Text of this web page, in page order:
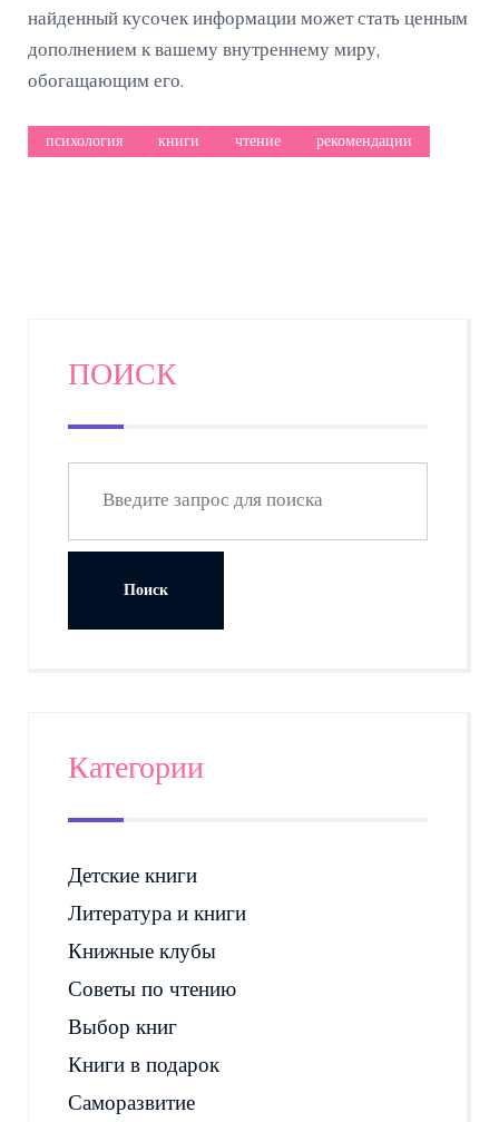
найденный кусочек информации может стать ценным
дополнением к вашему внутреннему миру,
обогащающим его.
психология книги чтение рекомендации
ПОИСК
Категории
Детские книги
Литература и книги
Книжные клубы
Советы по чтению
Выбор книг
Книги в подарок
Саморазвитие